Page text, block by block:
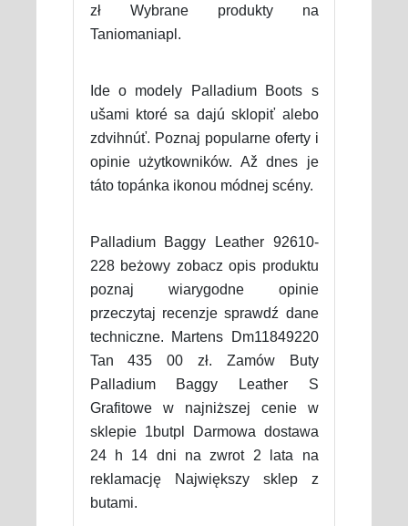
zł Wybrane produkty na
Taniomaniapl.
Ide o modely Palladium Boots s
ušami ktoré sa dajú sklopiť alebo
zdvihnúť. Poznaj popularne oferty i
opinie użytkowników. Až dnes je
táto topánka ikonou módnej scény.
Palladium Baggy Leather 92610-
228 beżowy zobacz opis produktu
poznaj wiarygodne opinie
przeczytaj recenzje sprawdź dane
techniczne. Martens Dm11849220
Tan 435 00 zł. Zamów Buty
Palladium Baggy Leather S
Grafitowe w najniższej cenie w
sklepie 1butpl Darmowa dostawa
24 h 14 dni na zwrot 2 lata na
reklamację Największy sklep z
butami.